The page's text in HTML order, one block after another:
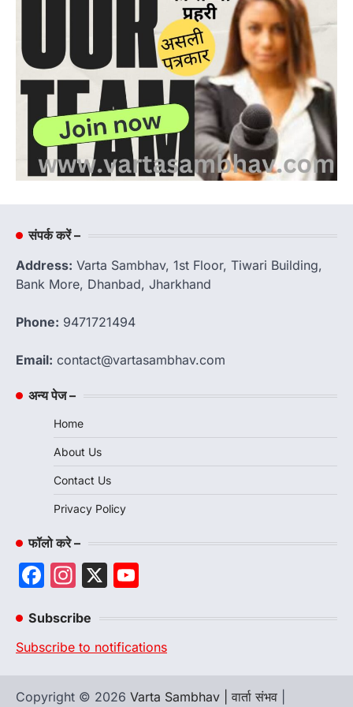
संपर्क करें –
Address: Varta Sambhav, 1st Floor, Tiwari Building,
Bank More, Dhanbad, Jharkhand
Phone: 9471721494
Email: contact@vartasambhav.com
अन्य पेज –
Home
About Us
Contact Us
Privacy Policy
फॉलो करे –
Facebook
Instagram
X
Subscribe
Subscribe to notifications
Copyright © 2026 Varta Sambhav | वार्ता संभव